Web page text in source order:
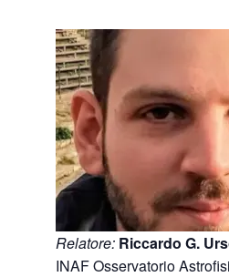
Relatore:Riccardo G.
INAF Osservatorio